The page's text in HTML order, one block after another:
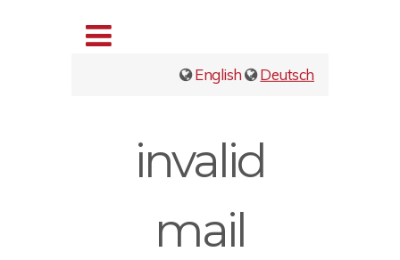
English Deutsch
invalid
mail